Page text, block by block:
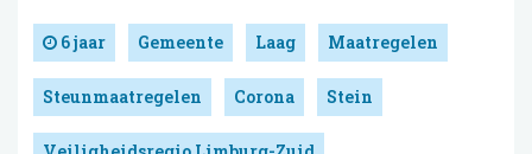
6 jaar Gemeente Laag Maatregelen
Steunmaatregelen Corona Stein